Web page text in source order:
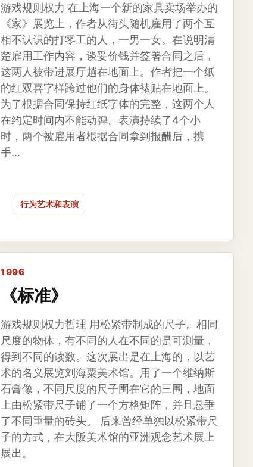
游戏规则权力 在上海一个新的家具卖场举办的
《家》展览上，作者从街头随机雇用了两个互
相不认识的打零工的人，一男一女。在说明清
楚雇用工作内容，谈妥价钱并签署合同之后，
这两人被带进展厅趟在地面上。作者把一个纸
的红双喜字样跨过他们的身体裱贴在地面上。
为了根据合同保持红纸字体的完整，这两个人
在约定时间内不能动弹。表演持续了4个小
时，两个被雇用者根据合同拿到报酬后，携
手...
行为艺术和表演
1996
《标准》
游戏规则权力哲理 用松紧带制成的尺子。相同
尺度的物体，有不同的人在不同的是可测量，
得到不同的读数。这次展出是在上海的，以艺
术的名义展览刘海粟美术馆。用了一个维纳斯
石膏像，不同尺度的尺子围在它的三围，地面
上由松紧带尺子铺了一个方格矩阵，并且悬垂
了不同重量的砖头。 后来曾经单独以松紧带尺
子的方式，在大阪美术馆的亚洲观念艺术展上
展出。